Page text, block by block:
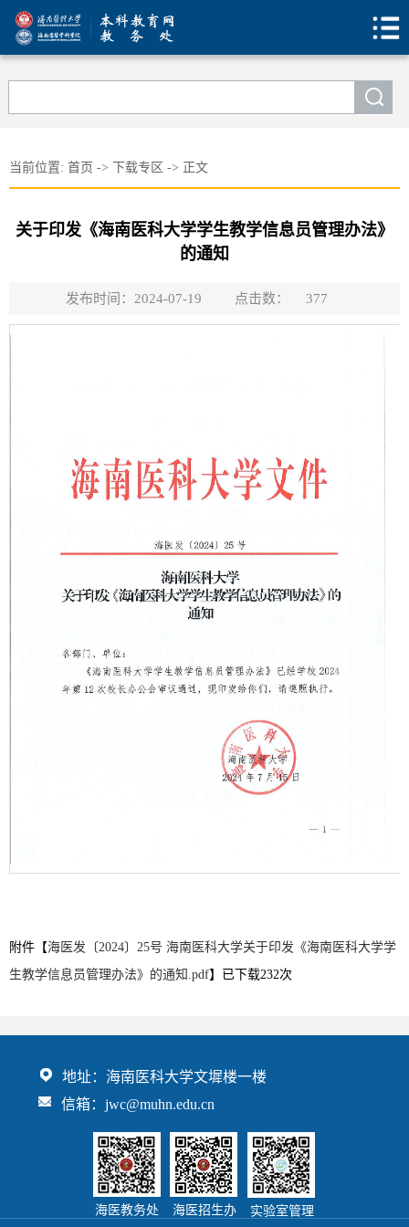
当前位置: 首页 -> 下载专区 -> 正文
关于印发《海南医科大学学生教学信息员管理办法》
的通知
发布时间：2024-07-19 点击数： 377
附件【海医发〔2024〕25号 海南医科大学关于印发《海南医科大学学
生教学信息员管理办法》的通知.pdf】已下载232次
地址：海南医科大学文墀楼一楼
信箱：jwc@muhn.edu.cn
海医教务处 海医招生办 实验室管理